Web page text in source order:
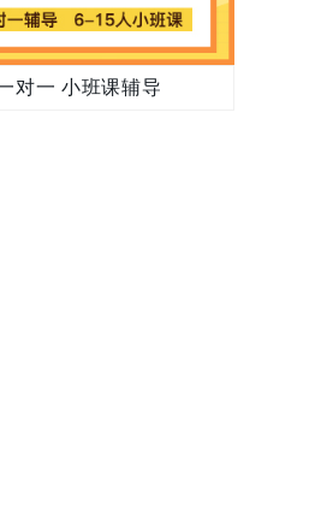
个性化一对一 小班课辅导